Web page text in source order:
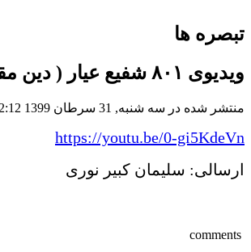
تبصره ها
ویدیوی ۸۰۱ شفیع عیار ( دین مقدس اسلام و ملا های ما )
منتشر شده در سه شنبه, 31 سرطان 1399 22:12
https://youtu.be/0-gi5KdeVn
ارسالی: سلیمان کبیر نوری